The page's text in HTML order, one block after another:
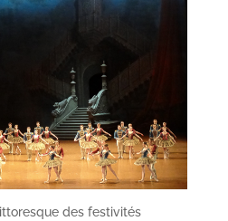
des festivités